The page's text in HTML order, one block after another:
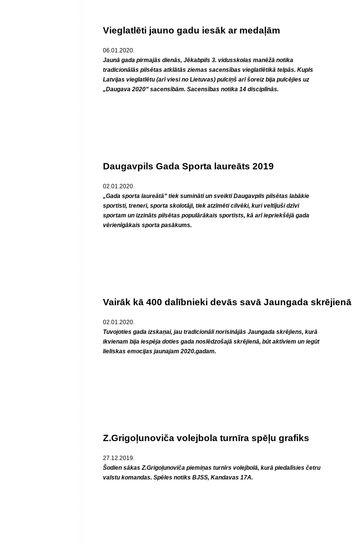
Vieglatlēti jauno gadu iesāk ar medaļām
06.01.2020.
Jaunā gada pirmajās dienās, Jēkabpils 3. vidusskolas manēžā notika
tradicionālās pilsētas atklātās ziemas sacensības vieglatlētikā telpās. Kupls
Latvijas vieglatlētu (arī viesi no Lietuvas) pulciņš arī šoreiz bija pulcējies uz
„Daugava 2020” sacensībām. Sacensības notika 14 disciplīnās.
Daugavpils Gada Sporta laureāts 2019
02.01.2020.
„Gada sporta laureātā” tiek sumināti un sveikti Daugavpils pilsētas labākie
sportisti, treneri, sporta skolotāji, tiek atzīmēti cilvēki, kuri veltījuši dzīvi
sportam un izzināts pilsētas populārākais sportists, kā arī iepriekšējā gada
vērienīgākais sporta pasākums.
Vairāk kā 400 dalībnieki devās savā Jaungada skrējienā
02.01.2020.
Tuvojoties gada izskaņai, jau tradicionāli norisinājās Jaungada skrējiens, kurā
ikvienam bija iespēja doties gada noslēdzošajā skrējienā, būt aktīviem un iegūt
lieliskas emocijas jaunajam 2020.gadam.
Z.Grigoļunoviča volejbola turnīra spēļu grafiks
27.12.2019.
Šodien sākas Z.Grigoļunoviča piemiņas turnīrs volejbolā, kurā piedalīsies četru
valstu komandas. Spēles notiks BJSS, Kandavas 17A.